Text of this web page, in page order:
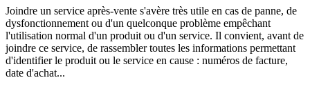
Joindre un service après-vente s'avère très utile en cas de panne, de
dysfonctionnement ou d'un quelconque problème empêchant
l'utilisation normal d'un produit ou d'un service. Il convient, avant de
joindre ce service, de rassembler toutes les informations permettant
d'identifier le produit ou le service en cause : numéros de facture,
date d'achat...